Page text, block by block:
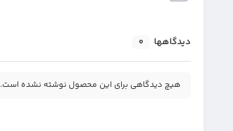
دیدگاهها 0
هیچ دیدگاهی برای این محصول نوشته نشده است.